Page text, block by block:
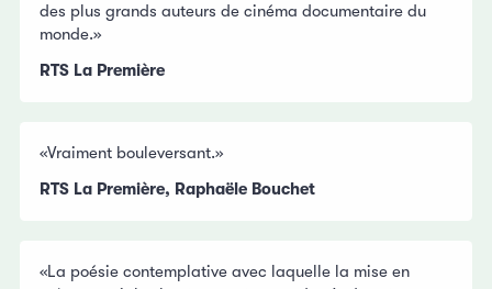
des plus grands auteurs de cinéma documentaire du
monde.»
RTS La Première
«Vraiment bouleversant.»
RTS La Première, Raphaële Bouchet
«La poésie contemplative avec laquelle la mise en